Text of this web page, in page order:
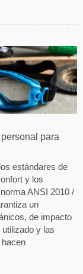
para
estándares de
y los
ANSI 2010 /
un
de impacto
y las